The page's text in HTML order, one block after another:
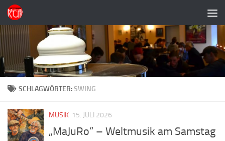
Zum Inhalt springen
SCHLAGWÖRTER:SWING
MUSIK 15. JULI 2026
„MaJuRo“ – Weltmusik am Samstag